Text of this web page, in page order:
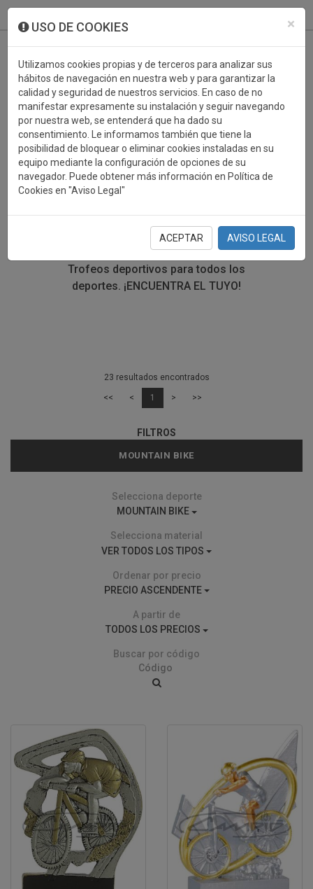
×
USO DE COOKIES
Utilizamos cookies propias y de terceros para analizar sus
hábitos de navegación en nuestra web y para garantizar la
calidad y seguridad de nuestros servicios. En caso de no
manifestar expresamente su instalación y seguir navegando
por nuestra web, se entenderá que ha dado su
consentimiento. Le informamos también que tiene la
posibilidad de bloquear o eliminar cookies instaladas en su
equipo mediante la configuración de opciones de su
navegador. Puede obtener más información en Política de
Cookies en "Aviso Legal"
ACEPTAR AVISO LEGAL
TROFEOS DEPORTIVOS
MOUNTAIN BIKE
En esta sección encontrarás una gran variedad de
trofeos deportivos. Define tu búsqueda mediante los
filtros por deporte, material y precio del trofeo.
Trofeos deportivos para todos los
deportes. ¡ENCUENTRA EL TUYO!
23 resultados encontrados
<< < 1 > >>
FILTROS
MOUNTAIN BIKE
Selecciona deporte
MOUNTAIN BIKE
Selecciona material
VER TODOS LOS TIPOS
Ordenar por precio
PRECIO ASCENDENTE
A partir de
TODOS LOS PRECIOS
Buscar por código